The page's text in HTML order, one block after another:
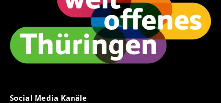
Social Media Kanäle